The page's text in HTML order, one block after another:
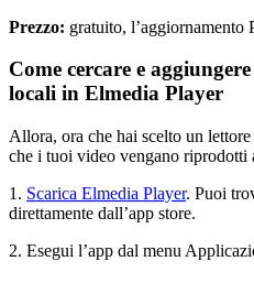
Prezzo: gratuito, l’aggiornamento
Come cercare e
locali in Elmedia Player
Allora, ora che hai scelto un
che i tuoi video vengano
1. Scarica Elmedia Player. Puoi
direttamente dall’app store.
2. Esegui l’app dal menu